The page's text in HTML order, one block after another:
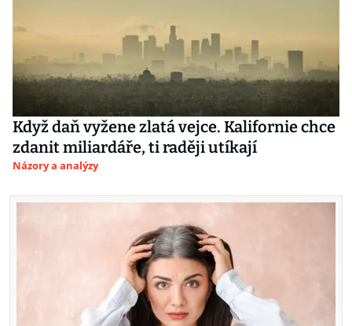
Když daň vyžene zlatá vejce. Kalifornie chce
zdanit miliardáře, ti raději utíkají
Názory a analýzy